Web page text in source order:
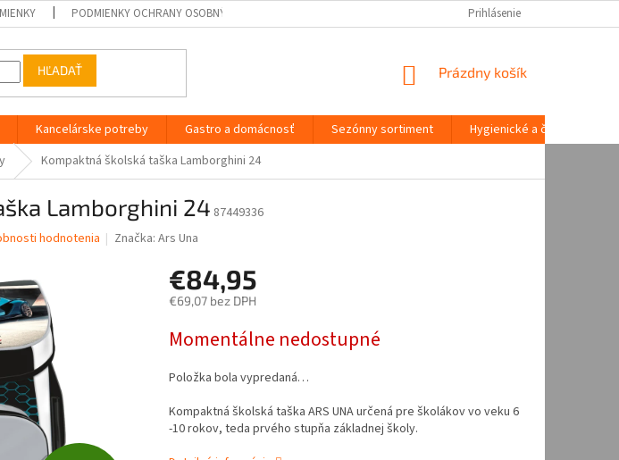
PODMIENKY OCHRANY OSOBNÝCH ÚDAJOV Prihlásenie
HĽADAŤ
NÁKUPNÝ
Prázdny košík
Kancelárske potreby Gastro a domácnosť Sezónny sortiment
Hygienické a čistiace
Kompaktná školská taška Lamborghini 24
Lamborghini 24 87449336
hodnotenia Značka:Ars Una
€84,95
€69,07 bez DPH
cena:
Momentálne nedostupné
Položka bola vypredaná…
Kompaktná školská taška ARS UNA určená pre školákov vo veku 6
-10 rokov, teda prvého stupňa základnej školy.